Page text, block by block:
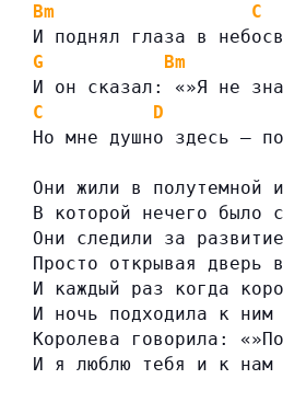
Bm
C
И поднял глаза в
G
Bm
И он сказал: «»Я не
C
D
Но мне душно здесь —
Они жили в полутемной
В которой нечего было
Они следили за
Просто открывая дверь
И каждый раз когда
И ночь подходила к ним
Королева говорила:
И я люблю тебя и к нам